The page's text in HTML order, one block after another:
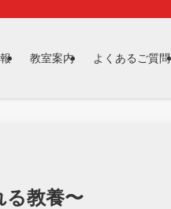
教室案内 よくあるご質問
る教養〜